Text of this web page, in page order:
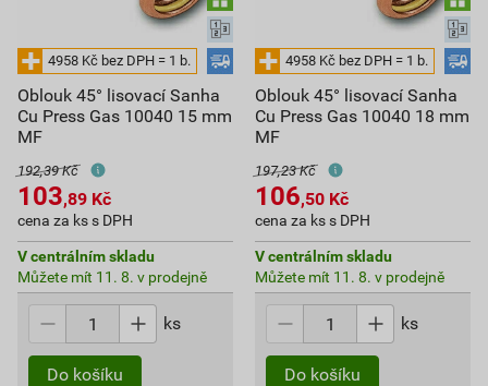
Oblouk 45° lisovací Sanha
Cu Press Gas 10040 15 mm
MF
192,39 Kč
103,89 Kč
cena za ks s DPH
V centrálním skladu
Můžete mít 11. 8. v prodejně
ks
Do košíku
Oblouk 45° lisovací Sanha
Cu Press Gas 10040 18 mm
MF
197,23 Kč
106,50 Kč
cena za ks s DPH
V centrálním skladu
Můžete mít 11. 8. v prodejně
ks
Do košíku